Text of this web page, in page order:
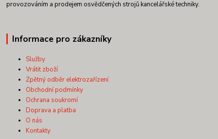
provozováním a prodejem osvědčených strojů kancelářské techniky.
Informace pro zákazníky
Služby
Vrátit zboží
Zpětný odběr elektrozařízení
Obchodní podmínky
Ochrana soukromí
Doprava a platba
O nás
Kontakty